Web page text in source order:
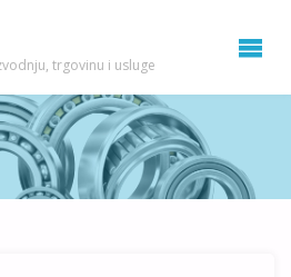
trgovinu i usluge